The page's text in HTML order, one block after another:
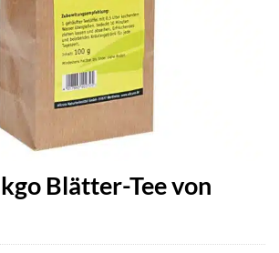
Blätter-Tee von